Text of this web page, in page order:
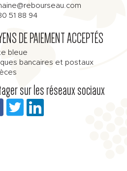
51 88 94
DE PAIEMENT ACCEPTÉS
bleue
bancaires et postaux
sur les réseaux sociaux